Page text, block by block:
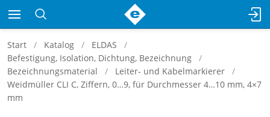
Start Katalog
ELDAS
Befestigung, Isolation, Dichtung, Bezeichnung
Bezeichnungsmaterial
Leiter- und Kabelmarkierer
Weidmüller CLI C, Ziffern, 0…9, für Durchmesser 4…10 mm, 4×7
mm